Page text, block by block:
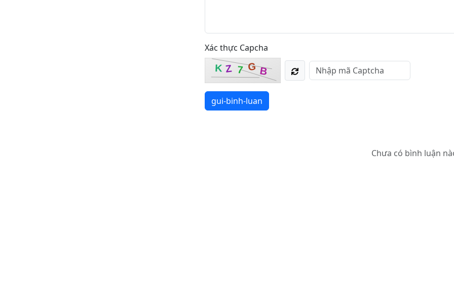
Xác thực Capcha
K Z 7 G B
gui-binh-luan
Chưa có bình luận